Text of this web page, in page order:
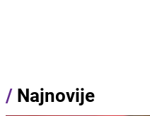
/ Najnovije